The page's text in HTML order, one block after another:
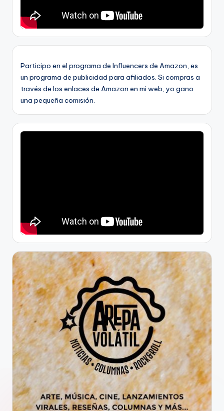
Participo en el programa de Influencers de Amazon, es
un programa de publicidad para afiliados. Si compras a
través de los enlaces de Amazon en mi web, yo gano
una pequeña comisión.